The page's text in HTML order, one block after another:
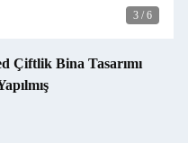
3 / 6
Çiftlik Bina Tasarımı